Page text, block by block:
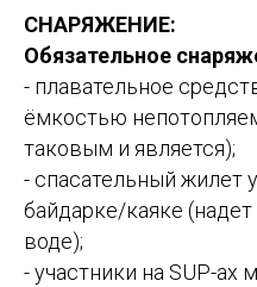
СНАРЯЖЕНИЕ:
Обязательное
- плавательное
ёмкостью
таковым и является);
- спасательный жилет
байдарке/каяке
воде);
- участники на SUP-ах